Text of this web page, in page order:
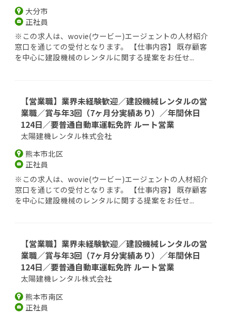
大分市
正社員
※この求人は、wovie(ウービー)エージェントの人材紹介
窓口を通じての受付となります。 【仕事内容】 既存顧客
を中心に建設機械のレンタルに関する提案をお任せ...
【営業職】業界未経験歓迎／建設機械レンタルの営
業職／賞与年3回（7ヶ月分実績あり）／年間休日
124日／要普通自動車運転免許 ルート営業
太陽建機レンタル株式会社
熊本市北区
正社員
※この求人は、wovie(ウービー)エージェントの人材紹介
窓口を通じての受付となります。 【仕事内容】 既存顧客
を中心に建設機械のレンタルに関する提案をお任せ...
【営業職】業界未経験歓迎／建設機械レンタルの営
業職／賞与年3回（7ヶ月分実績あり）／年間休日
124日／要普通自動車運転免許 ルート営業
太陽建機レンタル株式会社
熊本市南区
正社員